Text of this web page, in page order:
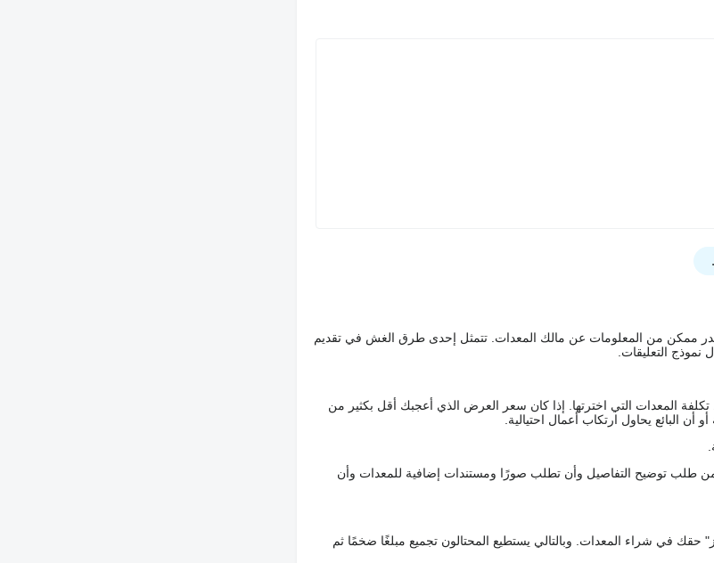
ممكن من المعلومات عن مالك المعدات. تتمثل إحدى طرق الغش في تقديم
التعليقات.
المعدات التي اخترتها. إذا كان سعر العرض الذي أعجبك أقل بكثير من
البائع يحاول ارتكاب أعمال احتيالية.
طلب توضيح التفاصيل وأن تطلب صورًا ومستندات إضافية للمعدات وأن
حقك في شراء المعدات. وبالتالي يستطيع المحتالون تجميع مبلغًا ضخمًا ثم